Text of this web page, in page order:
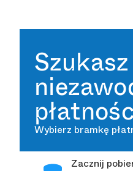
Szukasz
Wybierz bramkę
Zacznij